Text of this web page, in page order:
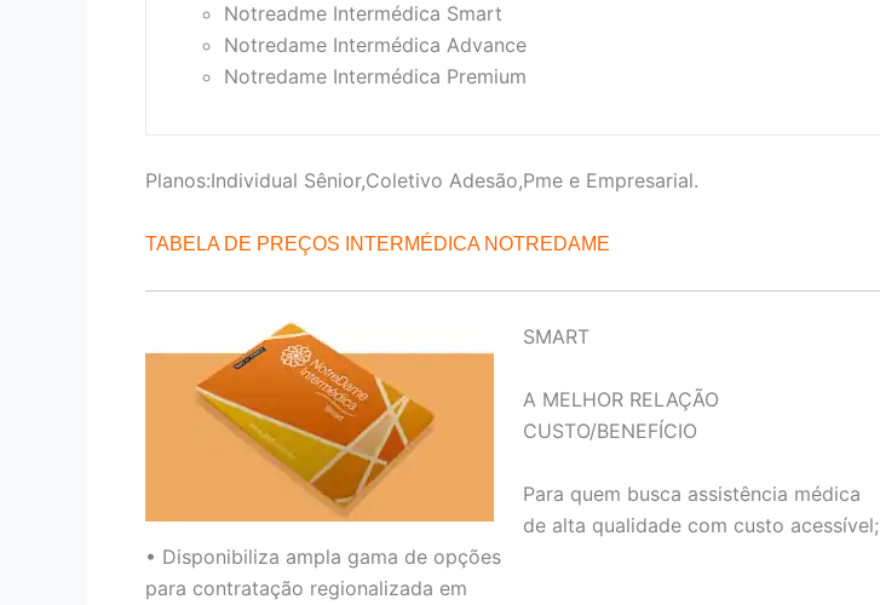
Notreadme Intermédica Smart
Notredame Intermédica Advance
Notredame Intermédica Premium
Planos:Individual Sênior,Coletivo Adesão,Pme e Empresarial.
TABELA DE PREÇOS INTERMÉDICA NOTREDAME
SMART
A MELHOR RELAÇÃO
CUSTO/BENEFÍCIO
Para quem busca assistência médica
de alta qualidade com custo acessível;
• Disponibiliza ampla gama de opções
para contratação regionalizada em